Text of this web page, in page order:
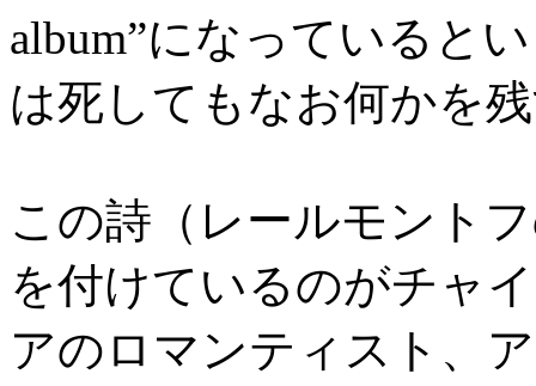
album”になっていると
は死してもなお何かを
この詩（レールモント
を付けているのがチャ
アのロマンティスト、